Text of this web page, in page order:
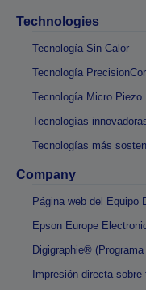
Technologies
Tecnología Sin Calor
Tecnología
Tecnología Micro Piezo
Tecnologías
Tecnologías más
Company
Página web del Equipo
Epson Europe
Digigraphie®
Impresión directa sobre